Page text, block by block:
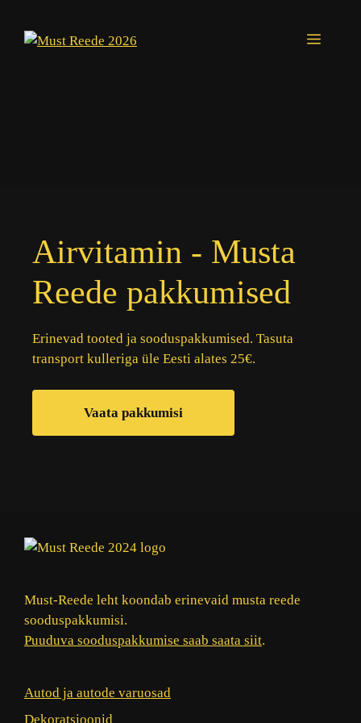
content
Menu
Airvitamin - Musta
Reede pakkumised
Erinevad tooted ja sooduspakkumised. Tasuta
transport kulleriga üle Eesti alates 25€.
Vaata pakkumisi
Must-Reede leht koondab erinevaid musta reede
sooduspakkumisi.
Puuduva sooduspakkumise saab saata siit.
Autod ja autode varuosad
Dekoratsioonid